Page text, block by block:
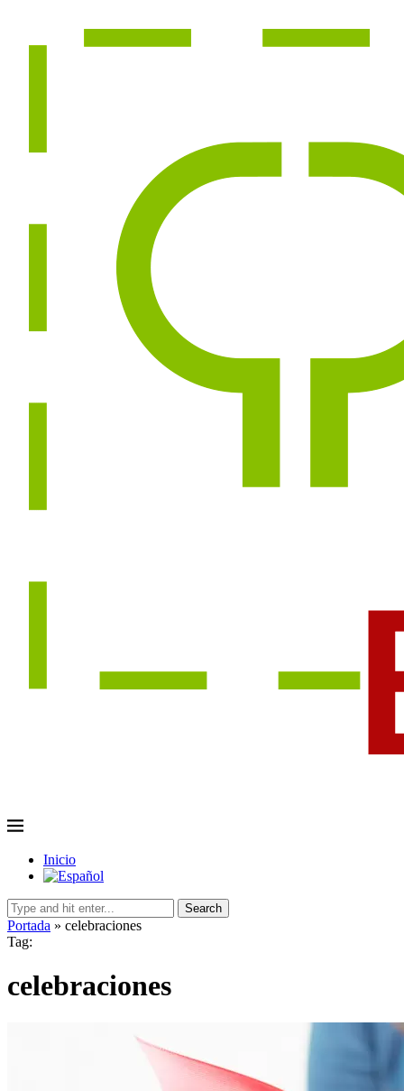
Inicio
Search
Portada » celebraciones
Tag:
celebraciones